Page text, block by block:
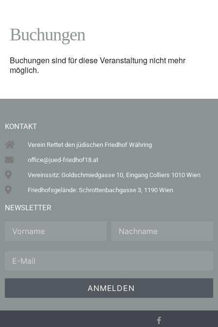
Buchungen
Buchungen sind für diese Veranstaltung nicht mehr
möglich.
KONTAKT
Verein Rettet den jüdischen Friedhof Währing
office@jued-friedhof18.at
Vereinssitz: Goldschmiedgasse 10, Eingang Colliers 1010 Wien
Friedhofsgelände: Schrottenbachgasse 3, 1190 Wien
NEWSLETTER